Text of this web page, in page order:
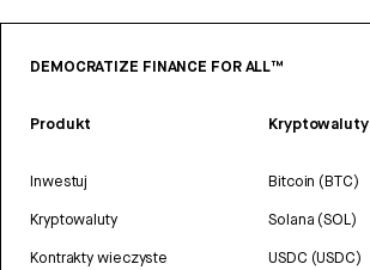
DEMOCRATIZE FINANCE FOR ALL™
Produkt
Inwestuj
Kryptowaluty
Kontrakty wieczyste
Kryptowaluty
Bitcoin (BTC)
Solana (SOL)
USDC (USDC)